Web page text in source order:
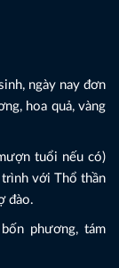
ngày nay đơn
hoa quả, vàng
tuổi nếu có)
trình với Thổ thần
đào.
phương, tám